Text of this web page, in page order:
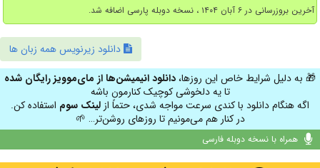
آخرین بروزرسانی در ۶ آبان ۱۴۰۴ ، نسخه دوبله پارسی اضافه شد.
دانلود زیرنویس همه زبان ها
🎁 به دلیل شرایط خاص این روزها،دانلود انیمیشن‌ها از مای‌موویز رایگان شده
تا یه دلخوشی کوچیک کنارمون باشه
اگه هنگام دانلود با کندی سرعت مواجه شدی، حتماً از لینک سوم استفاده کن.
در کنار هم می‌مونیم تا روزهای روشن‌تر… 🌱
همراه با نسخه دوبله فارسی